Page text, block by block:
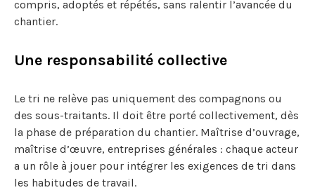
compris, adoptés et répétés, sans ralentir l’avancée du
chantier.
Une responsabilité collective
Le tri ne relève pas uniquement des compagnons ou
des sous-traitants. Il doit être porté collectivement, dès
la phase de préparation du chantier. Maîtrise d’ouvrage,
maîtrise d’œuvre, entreprises générales : chaque acteur
a un rôle à jouer pour intégrer les exigences de tri dans
les habitudes de travail.